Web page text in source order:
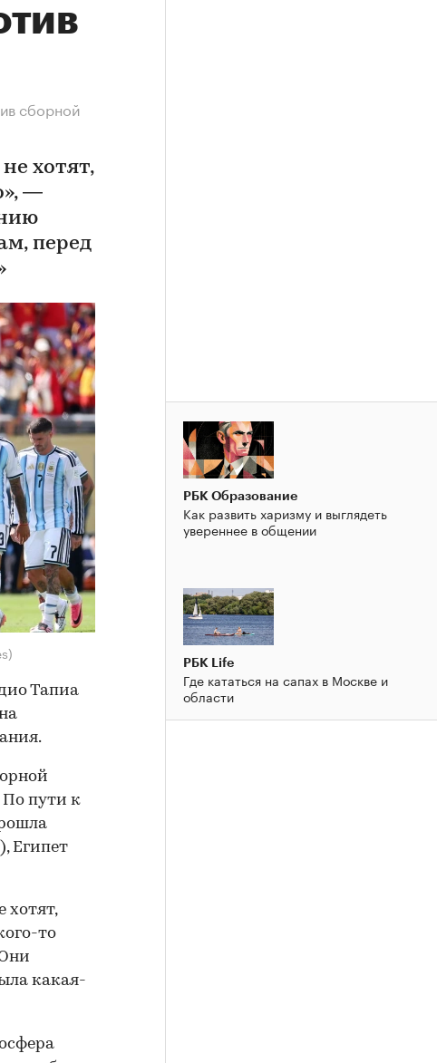
сборной
хотят,
—
перед
Тапиа
По пути к
Египет
хотят,
то
какая-
РБК Образование
Как развить харизму и выглядеть
увереннее в общении
РБК Life
Где кататься на сапах в Москве и
области